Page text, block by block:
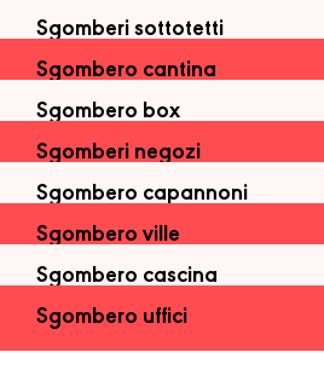
Sgomberi sottotetti
Sgombero cantina
Sgombero box
Sgomberi negozi
Sgombero capannoni
Sgombero ville
Sgombero cascina
Sgombero uffici